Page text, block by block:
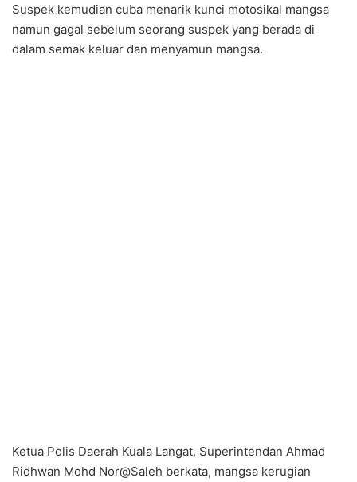
Suspek kemudian cuba menarik kunci motosikal mangsa
namun gagal sebelum seorang suspek yang berada di
dalam semak keluar dan menyamun mangsa.
Ketua Polis Daerah Kuala Langat, Superintendan Ahmad
Ridhwan Mohd Nor@Saleh berkata, mangsa kerugian